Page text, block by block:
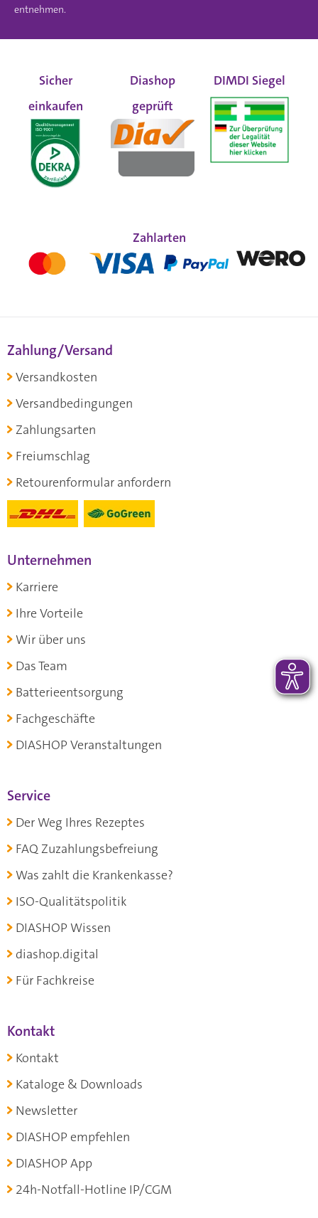
entnehmen.
Sicher
einkaufen
Diashop
geprüft
DIMDI Siegel
Zahlarten
Zahlung/Versand
Versandkosten
Versandbedingungen
Zahlungsarten
Freiumschlag
Retourenformular anfordern
Unternehmen
Karriere
Ihre Vorteile
Wir über uns
Das Team
Batterieentsorgung
Fachgeschäfte
DIASHOP Veranstaltungen
Service
Der Weg Ihres Rezeptes
FAQ Zuzahlungsbefreiung
Was zahlt die Krankenkasse?
ISO-Qualitätspolitik
DIASHOP Wissen
diashop.digital
Für Fachkreise
Kontakt
Kontakt
Kataloge & Downloads
Newsletter
DIASHOP empfehlen
DIASHOP App
24h-Notfall-Hotline IP/CGM